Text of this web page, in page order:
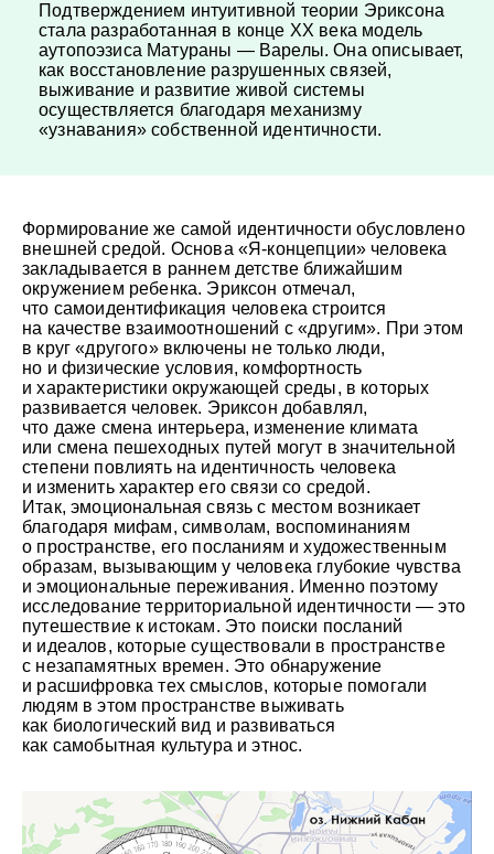
Подтверждением интуитивной теории Эриксона
стала разработанная в конце XX века модель
аутопоэзиса Матураны — Варелы. Она описывает,
как восстановление разрушенных связей,
выживание и развитие живой системы
осуществляется благодаря механизму
«узнавания» собственной идентичности.
Формирование же самой идентичности обусловлено
внешней средой. Основа «Я-концепции» человека
закладывается в раннем детстве ближайшим
окружением ребенка. Эриксон отмечал,
что самоидентификация человека строится
на качестве взаимоотношений с «другим». При этом
в круг «другого» включены не только люди,
но и физические условия, комфортность
и характеристики окружающей среды, в которых
развивается человек. Эриксон добавлял,
что даже смена интерьера, изменение климата
или смена пешеходных путей могут в значительной
степени повлиять на идентичность человека
и изменить характер его связи со средой.
Итак, эмоциональная связь с местом возникает
благодаря мифам, символам, воспоминаниям
о пространстве, его посланиям и художественным
образам, вызывающим у человека глубокие чувства
и эмоциональные переживания. Именно поэтому
исследование территориальной идентичности — это
путешествие к истокам. Это поиски посланий
и идеалов, которые существовали в пространстве
с незапамятных времен. Это обнаружение
и расшифровка тех смыслов, которые помогали
людям в этом пространстве выживать
как биологический вид и развиваться
как самобытная культура и этнос.